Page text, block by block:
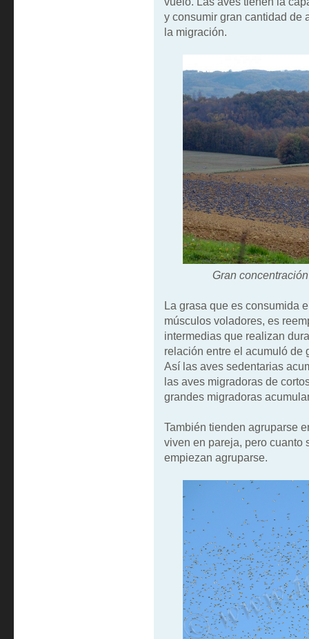
y consumir gran cantidad de
la migración.
Gran
La grasa que es consumida
músculos voladores, es
intermedias que realizan
relación entre el acumuló de
Así las aves sedentarias
las aves migradoras de
grandes migradoras
También tienden agruparse
viven en pareja, pero cuanto
empiezan agruparse.